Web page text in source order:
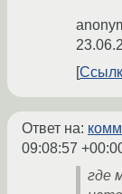
Ответ на:
09:08:57
где